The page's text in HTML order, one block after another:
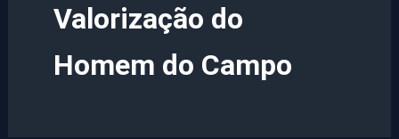
Valorização do
Homem do Campo